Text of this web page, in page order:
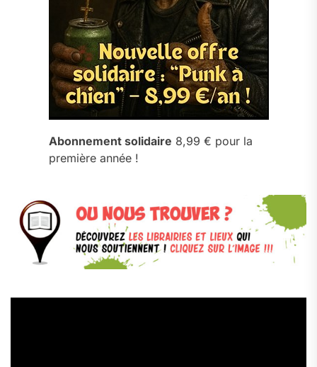
Abonnement solidaire 8,99 € pour la
première année !